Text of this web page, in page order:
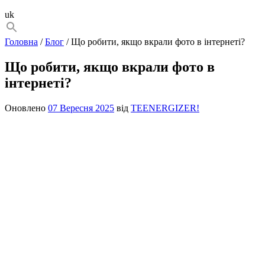
uk
Головна /Блог / Що робити, якщо вкрали фото в інтернеті?
Що робити, якщо вкрали фото в
інтернеті?
Оновлено 07 Вересня 2025 від TEENERGIZER!